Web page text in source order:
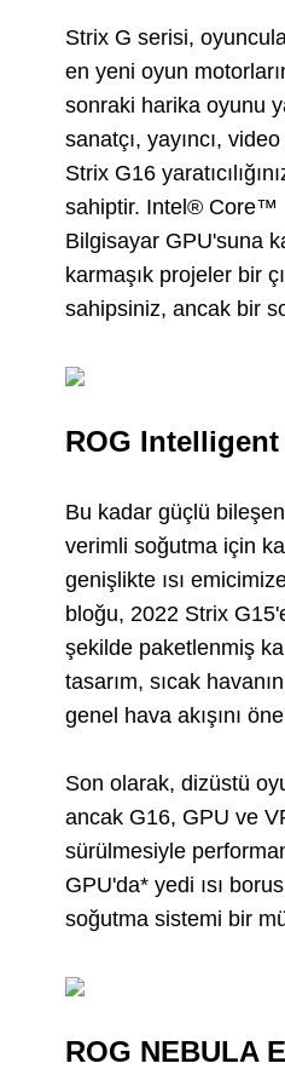
Strix G serisi,
en yeni oyun
sonraki harika oyunu
sanatçı, yayıncı,
Strix G16
sahiptir. Intel® Core™
Bilgisayar GPU'suna
karmaşık projeler bir
sahipsiniz, ancak bir
ROG
Bu kadar güçlü
verimli soğutma için
genişlikte ısı
bloğu, 2022 Strix
şekilde paketlenmiş
tasarım, sıcak
genel hava akışını
Son olarak, dizüstü
ancak G16, GPU ve
sürülmesiyle
GPU'da* yedi ısı
soğutma sistemi bir
ROG NEBULA